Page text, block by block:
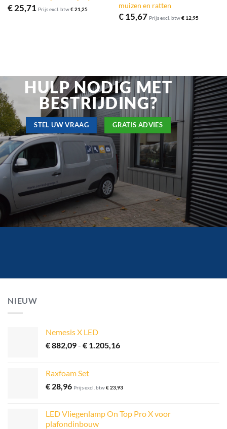
€25,71 Prijs excl. btw€21,25
muizen en ratten
€15,67 Prijs excl. btw€12,95
HULP NODIG MET
BESTRIJDING?
STEL UW VRAAG GRATIS ADVIES
NIEUW
Nemesis X LED
€882,09- € 1.205,16Prijsklasse:
Raxfoam Set
€ 28,96 Prijs excl. btw€23,93
LED Vliegenlamp On Top Pro X voor
plafondinbouw